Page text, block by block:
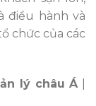
điều hành và
chức của các
lý châu Á|